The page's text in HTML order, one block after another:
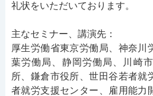
礼状をいただいております。
主なセミナー、講演先：
厚生労働省東京労働局、神奈川
葉労働局、静岡労働局、川崎
所、鎌倉市役所、世田谷若者就
者就労支援センター、雇用能力